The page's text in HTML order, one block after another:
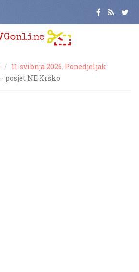
11. svibnja 2026. Ponedjeljak
posjet NE Krško